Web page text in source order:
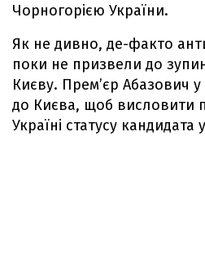
Чорногорією України.
Як не дивно, де-факто
поки не призвели до
Києву. Прем’єр Абазович
до Києва, щоб висловити
Україні статусу кандидата